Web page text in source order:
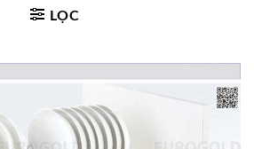
LỌC